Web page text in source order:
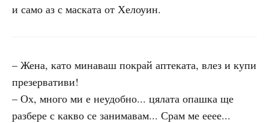
и само аз с маската от Хелоуин.
– Жена, като минаваш покрай аптеката, влез и купи
презервативи!
– Ох, много ми е неудобно... цялата опашка ще
разбере с какво се занимавам... Срам ме ееее...